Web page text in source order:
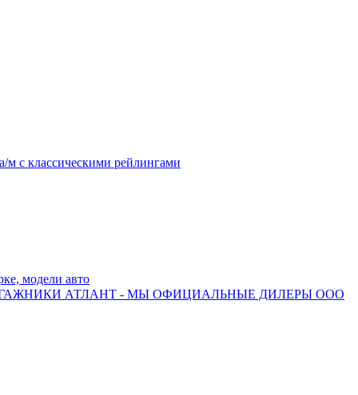
с классическими рейлингами
модели авто
АТЛАНТ - МЫ ОФИЦИАЛЬНЫЕ ДИЛЕРЫ ООО